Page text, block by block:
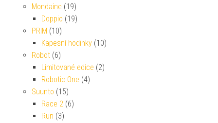
Mondaine (19)
Doppio (19)
PRIM (10)
Kapesní hodinky (10)
Robot (6)
Limitované edice (2)
Robotic One (4)
Suunto (15)
Race 2 (6)
Run (3)